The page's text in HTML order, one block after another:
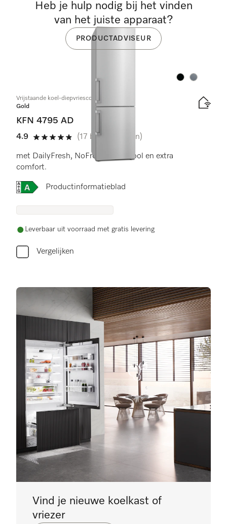
Kleur:Kleur:
Vrijstaande koel-diepvriescombinatie
Gold
KFN 4795 AD
4.9
4.9 sterren op 5
(17 beoordelingen)
met DailyFresh, NoFrost, DynaCool en extra
comfort.
Online Label Flag, Energielabel
Productinformatieblad
Leverbaar uit voorraad met gratis levering
Vergelijken
Heb je hulp nodig bij het vinden
van het juiste apparaat?
PRODUCTADVISEUR
Vind je nieuwe koelkast of
vriezer